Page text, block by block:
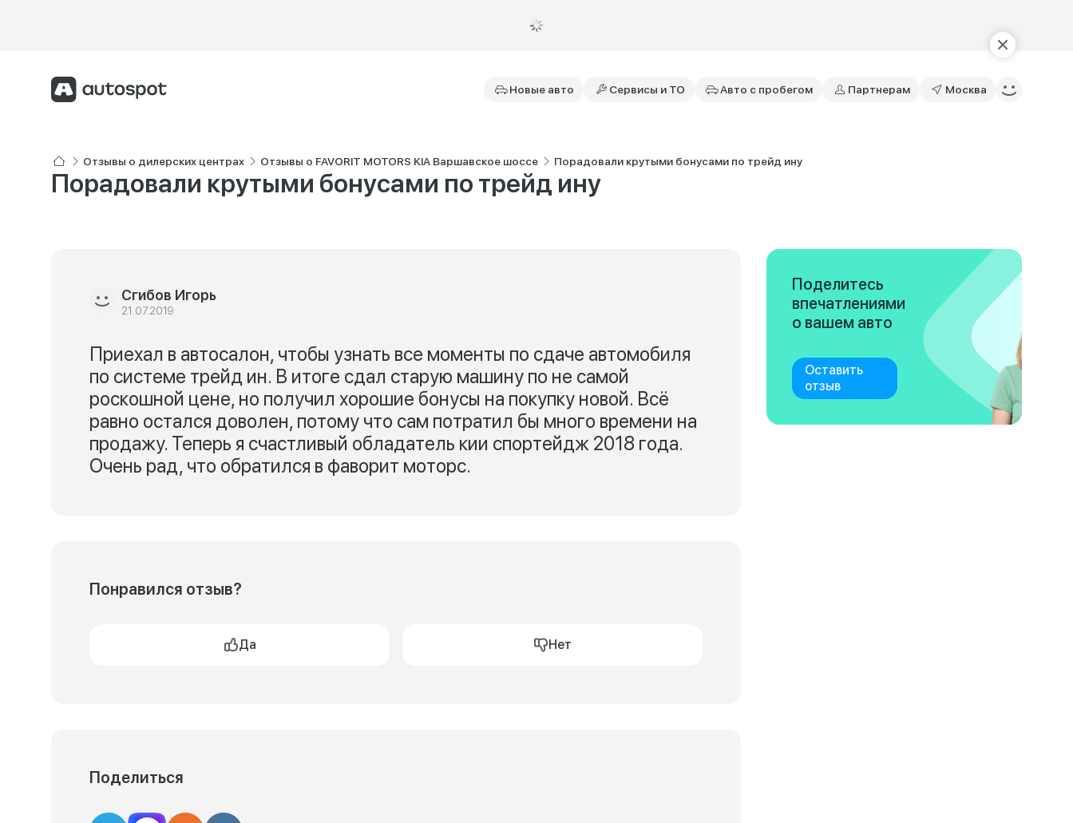
Новые авто Сервисы и ТО Авто с пробегом Партнерам Москва
Отзывы о дилерских центрах Отзывы о FAVORIT MOTORS KIA Варшавское шоссе Порадовали крутыми бонусами по трейд ину
Порадовали крутыми бонусами по трейд ину
Сгибов Игорь
21.07.2019
Приехал в автосалон, чтобы узнать все моменты по сдаче автомобиля
по системе трейд ин. В итоге сдал старую машину по не самой
роскошной цене, но получил хорошие бонусы на покупку новой. Всё
равно остался доволен, потому что сам потратил бы много времени на
продажу. Теперь я счастливый обладатель кии спортейдж 2018 года.
Очень рад, что обратился в фаворит моторс.
Понравился отзыв?
Да Нет
Поделиться
Поделитесь
впечатлениями
о вашем авто
Оставить
отзыв